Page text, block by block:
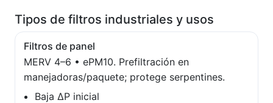
Tipos de filtros industriales y usos
Filtros de panel
MERV 4–6 • ePM10. Prefiltración en
manejadoras/paquete; protege serpentines.
Baja ΔP inicial